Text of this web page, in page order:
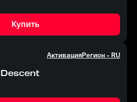
Купить
АктивацияРегион -RU